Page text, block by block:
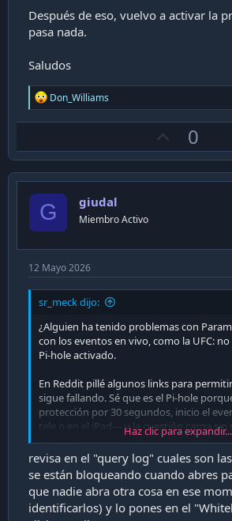
Después de eso, vuelvo a activar la
pasa nada.
Saludos
R
e
a
i
o
n
s
:
Don_Williams
p
v
0
G giudal
Miembro Activo
12 Mayo 2026
sr_meck dijo:
¿Alguien ha tenido problemas con
con los eventos en vivo, como la UFC:
Pi-hole activado.
En Reddit pillé algunos links para
sigue fallando. Sé que es el Pi-hole
protección por 30 segundos, inicio el
tele o en el iPad— y la cuestión carga sin
Después de eso, vuelvo a activar la
nada.
Saludos
Haz clic para expandir...
revisa en el "query log" cuales son
se están bloqueando cuando abres
que nadie abra otra cosa en ese
identificarlos) y lo pones en el